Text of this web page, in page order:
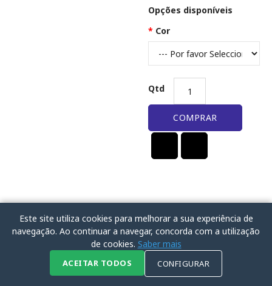
Opções disponíveis
Cor
Qtd
COMPRAR
Este site utiliza cookies para melhorar a sua experiência de
navegação. Ao continuar a navegar, concorda com a utilização
de cookies. Saber mais
ACEITAR TODOS CONFIGURAR